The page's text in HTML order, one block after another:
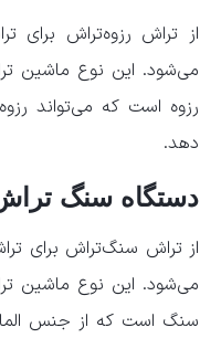
از تراش رزوه‌تراش برای
می‌شود. این نوع ماشین
رزوه است که می‌تواند
دهد.
دستگاه سنگ
از تراش سنگ‌تراش برای
می‌شود. این نوع ماشین
سنگ است که از جنس